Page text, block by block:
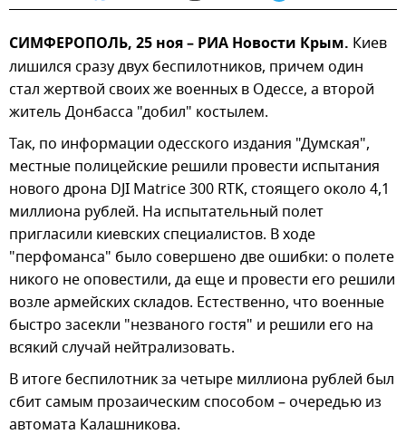
СИМФЕРОПОЛЬ, 25 ноя – РИА Новости Крым. Киев
лишился сразу двух беспилотников, причем один
стал жертвой своих же военных в Одессе, а второй
житель Донбасса "добил" костылем.
Так, по информации одесского издания "Думская",
местные полицейские решили провести испытания
нового дрона DJI Matrice 300 RTK, стоящего около 4,1
миллиона рублей. На испытательный полет
пригласили киевских специалистов. В ходе
"перфоманса" было совершено две ошибки: о полете
никого не оповестили, да еще и провести его решили
возле армейских складов. Естественно, что военные
быстро засекли "незваного гостя" и решили его на
всякий случай нейтрализовать.
В итоге беспилотник за четыре миллиона рублей был
сбит самым прозаическим способом – очередью из
автомата Калашникова.